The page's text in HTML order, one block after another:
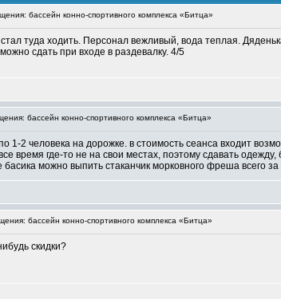
бассейн конно-спортивного комплекса «Битца»
туда ходить. Персонал вежливый, вода теплая.
сдать при входе в раздевалку. 4/5
бассейн конно-спортивного комплекса «Битца»
1-2 человека на дорожке. в стоимость сеанса входит
время где-то не на свои местах, поэтому сдавать
можно выпить стаканчик морковного фреша всего
бассейн конно-спортивного комплекса «Битца»
скидки?